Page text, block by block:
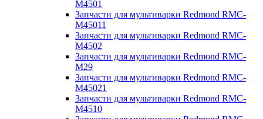
M4501
Запчасти для мультиварки Redmond RMC-
M45011
Запчасти для мультиварки Redmond RMC-
M4502
Запчасти для мультиварки Redmond RMC-
M29
Запчасти для мультиварки Redmond RMC-
M45021
Запчасти для мультиварки Redmond RMC-
M4510